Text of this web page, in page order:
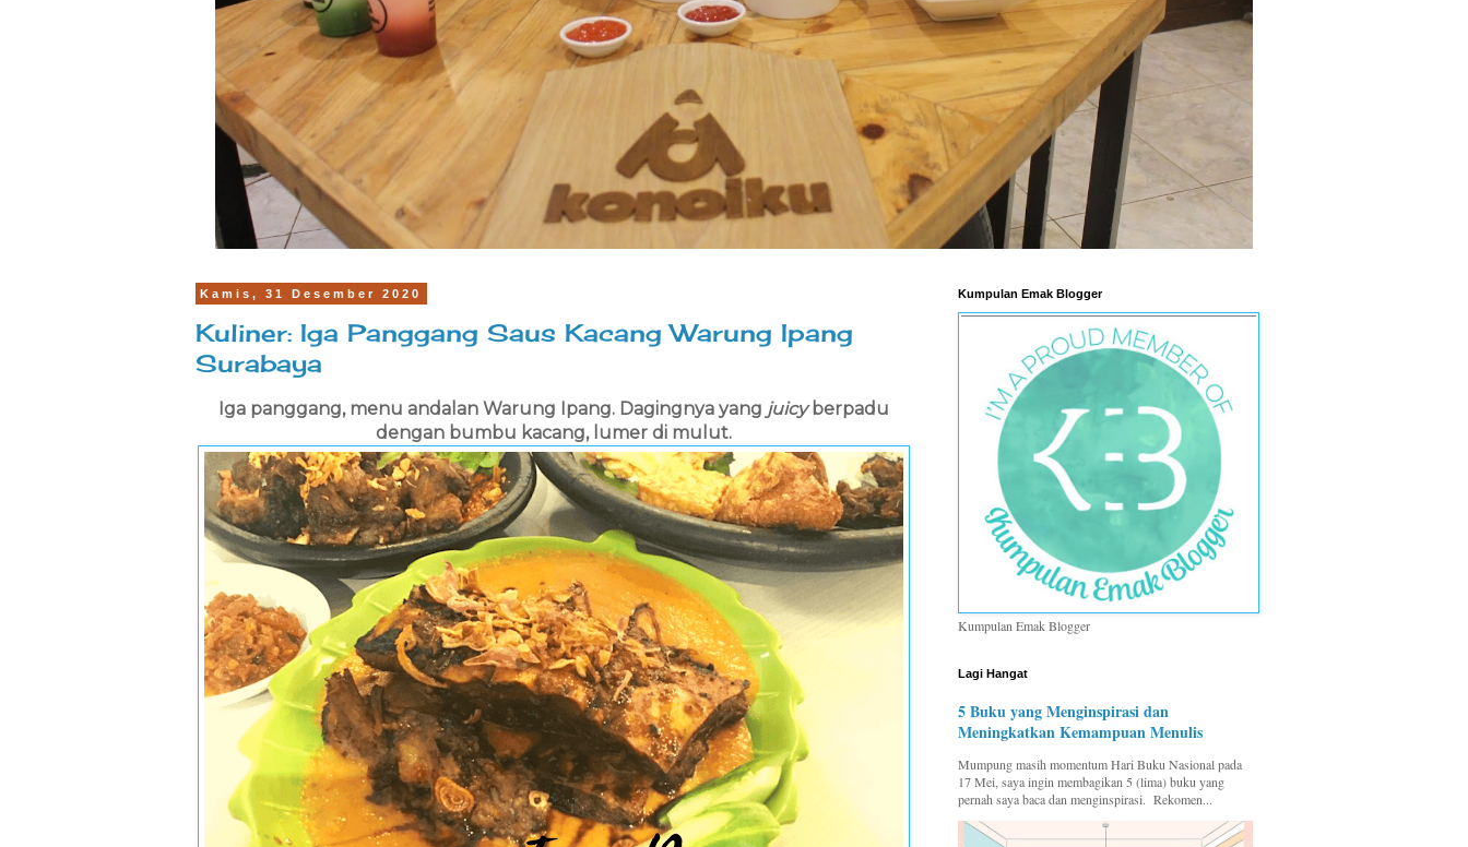
Kamis, 31 Desember 2020
Kuliner: Iga Panggang Saus Kacang Warung Ipang
Surabaya
Iga panggang, menu andalan Warung Ipang. Dagingnya yang juicyberpadu
dengan bumbu kacang, lumer di mulut.
Kumpulan Emak Blogger
Kumpulan Emak Blogger
Lagi Hangat
5 Buku yang Menginspirasi dan
Meningkatkan Kemampuan Menulis
Mumpung masih momentum Hari Buku Nasional pada
17 Mei, saya ingin membagikan 5 (lima) buku yang
pernah saya baca dan menginspirasi. Rekomen...